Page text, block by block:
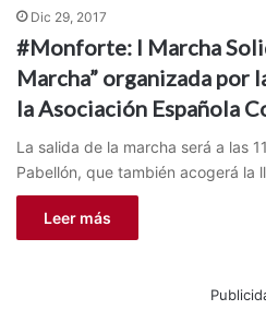
Dic 29, 2017
#Monforte: I Marcha
Marcha” organizada por
la Asociación Española
La salida de la marcha será a las
Pabellón, que también acogerá la
Leer más